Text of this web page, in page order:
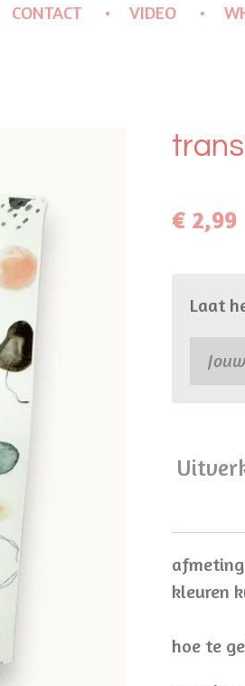
CONTACT VIDEO
€ 2,99
Laat
afmeting
kleuren
hoe te